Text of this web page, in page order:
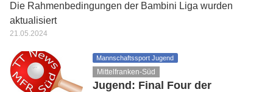
Die Rahmenbedingungen der Bambini Liga wurden
aktualisiert
21.05.2024
Mannschaftssport Jugend
Mittelfranken-Süd
Jugend: Final Four der